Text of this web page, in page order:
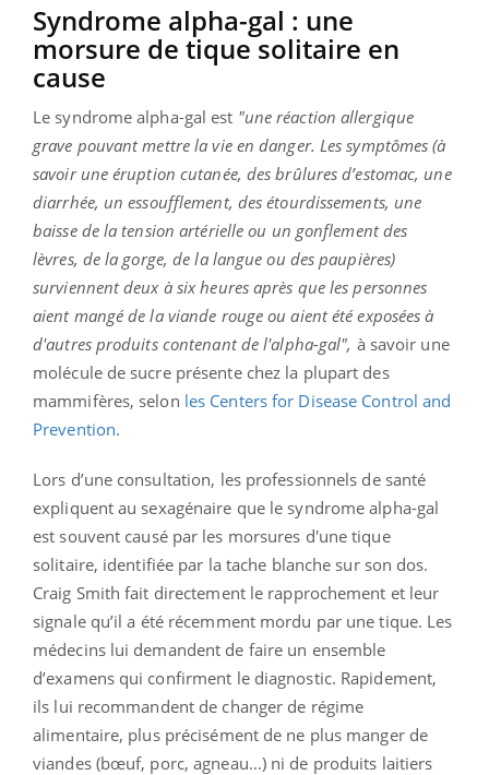
Syndrome alpha-gal : une
morsure de tique solitaire en
cause
Le syndrome alpha-gal est "une réaction allergique
grave pouvant mettre la vie en danger. Les symptômes (à
savoir une éruption cutanée, des brûlures d’estomac, une
diarrhée, un essoufflement, des étourdissements, une
baisse de la tension artérielle ou un gonflement des
lèvres, de la gorge, de la langue ou des paupières)
surviennent deux à six heures après que les personnes
aient mangé de la viande rouge ou aient été exposées à
d'autres produits contenant de l'alpha-gal", à savoir une
molécule de sucre présente chez la plupart des
mammifères, selon les Centers for Disease Control and
Prevention.
Lors d’une consultation, les professionnels de santé
expliquent au sexagénaire que le syndrome alpha-gal
est souvent causé par les morsures d'une tique
solitaire, identifiée par la tache blanche sur son dos.
Craig Smith fait directement le rapprochement et leur
signale qu’il a été récemment mordu par une tique. Les
médecins lui demandent de faire un ensemble
d’examens qui confirment le diagnostic. Rapidement,
ils lui recommandent de changer de régime
alimentaire, plus précisément de ne plus manger de
viandes (bœuf, porc, agneau…) ni de produits laitiers